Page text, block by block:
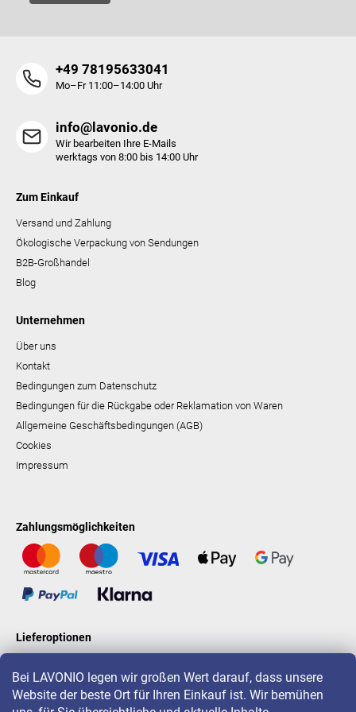
Bei LAVONIO legen wir großen Wert darauf, dass unsere
Website der beste Ort für Ihren Einkauf ist. Wir bemühen
+49 78195633041
Mo–Fr 11:00–14:00 Uhr
info@lavonio.de
Wir bearbeiten Ihre E-Mails
werktags von 8:00 bis 14:00 Uhr
Zum Einkauf
Versand und Zahlung
Ökologische Verpackung von Sendungen
B2B-Großhandel
Blog
Unternehmen
Über uns
Kontakt
Bedingungen zum Datenschutz
Bedingungen für die Rückgabe oder Reklamation von Waren
Allgemeine Geschäftsbedingungen (AGB)
Cookies
Impressum
Zahlungsmöglichkeiten
Lieferoptionen
LAVONIO in der Welt